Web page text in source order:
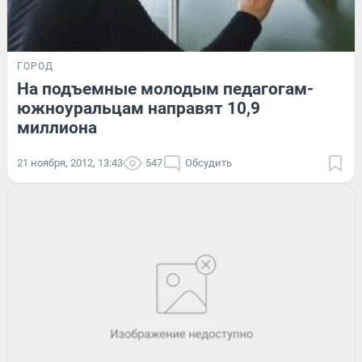
ГОРОД
На подъемные молодым педагогам-
южноуральцам направят 10,9
миллиона
21 ноября, 2012, 13:43 547 Обсудить